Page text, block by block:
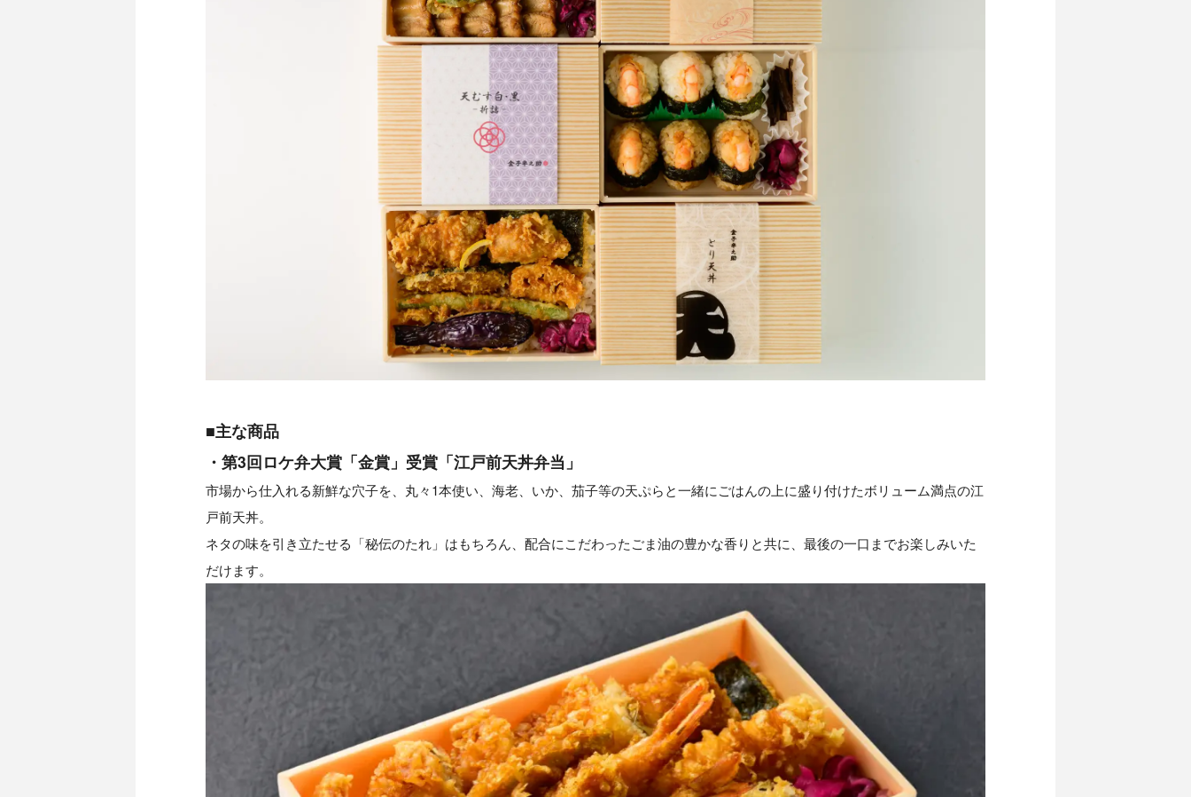
■主な商品
・第3回ロケ弁大賞「金賞」受賞「江戸前天丼弁当」
市場から仕入れる新鮮な穴子を、丸々1本使い、海老、いか、茄子等の天ぷらと一緒にごはんの上に盛り付けたボリューム満点の江
戸前天丼。
ネタの味を引き立たせる「秘伝のたれ」はもちろん、配合にこだわったごま油の豊かな香りと共に、最後の一口までお楽しみいた
だけます。